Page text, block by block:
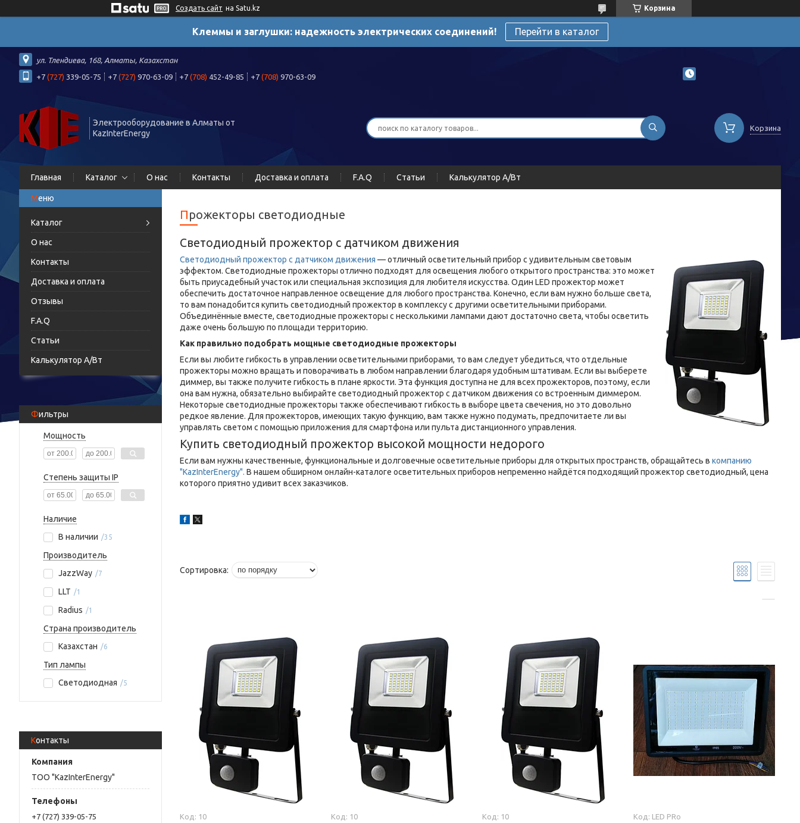
Создать сайт на Satu.kz Корзина
Клеммы и заглушки: надежность электрических соединений! Перейти в каталог
ул. Тлендиева, 168, Алматы, Казахстан
+7 (727) 339-05-75 +7 (727) 970-63-09 +7 (708) 452-49-85 +7 (708) 970-63-09
Электрооборудование в Алматы от
KazInterEnergy
Корзина
Главная Каталог О нас Контакты Доставка и оплата F.A.Q Статьи Калькулятор А/Вт
Каталог
О нас
Контакты
Доставка и оплата
Отзывы
F.A.Q
Статьи
Калькулятор А/Вт
Фильтры
Мощность
Степень защиты IP
Наличие
В наличии
35
Производитель
JazzWay
7
LLT 1
Radius 1
Страна производитель
Казахстан
6
Тип лампы
Светодиодная
5
Контакты
ТОО "KazInterEnergy"
+7 (727) 339-05-75
Прожекторы светодиодные
Светодиодный прожектор с датчиком движения
Светодиодный прожектор с датчиком движения — отличный осветительный прибор с удивительным световым
эффектом. Светодиодные прожекторы отлично подходят для освещения любого открытого пространства: это может
быть приусадебный участок или специальная экспозиция для любителя искусства. Один LED прожектор может
обеспечить достаточное направленное освещение для любого пространства. Конечно, если вам нужно больше света,
то вам понадобится купить светодиодный прожектор в комплексу с другими осветительными приборами.
Объединённые вместе, светодиодные прожекторы с несколькими лампами дают достаточно света, чтобы осветить
даже очень большую по площади территорию.
Как правильно подобрать мощные светодиодные прожекторы
Если вы любите гибкость в управлении осветительными приборами, то вам следует убедиться, что отдельные
прожекторы можно вращать и поворачивать в любом направлении благодаря удобным штативам. Если вы выберете
диммер, вы также получите гибкость в плане яркости. Эта функция доступна не для всех прожекторов, поэтому, если
она вам нужна, обязательно выбирайте светодиодный прожектор с датчиком движения со встроенным диммером.
Некоторые светодиодные прожекторы также обеспечивают гибкость в выборе цвета свечения, но это довольно
редкое явление. Для прожекторов, имеющих такую функцию, вам также нужно подумать, предпочитаете ли вы
управлять светом с помощью приложения для смартфона или пульта дистанционного управления.
Купить светодиодный прожектор высокой мощности недорого
Если вам нужны качественные, функциональные и долговечные осветительные приборы для открытых пространств, обращайтесь в компанию
"KazInterEnergy". В нашем обширном онлайн-каталоге осветительных приборов непременно найдётся подходящий прожектор светодиодный, цена
которого приятно удивит всех заказчиков.
10 10 10 LED PRo